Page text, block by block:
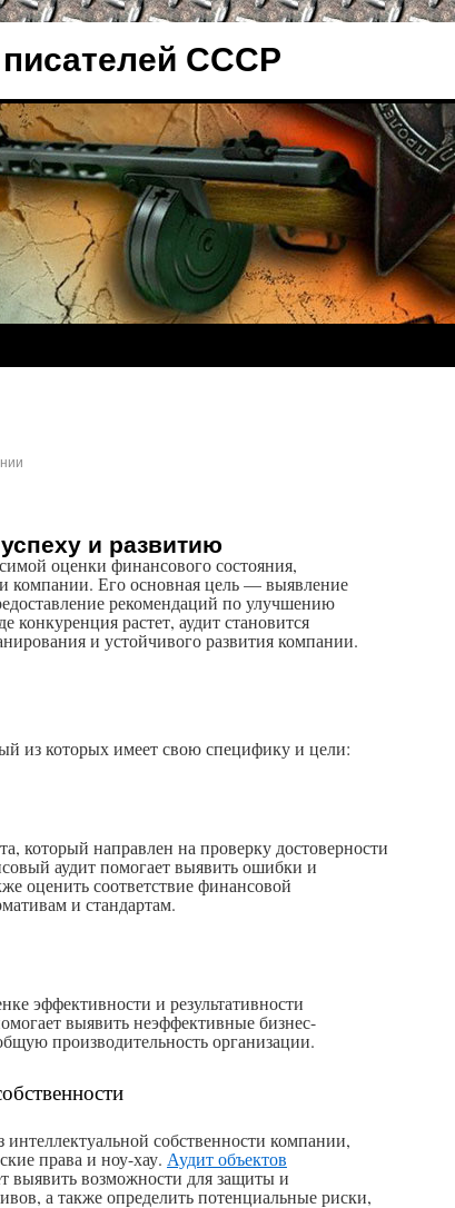
СССР
и развитию
оценки финансового состояния,
компании. Его основная цель — выявление
рекомендаций по улучшению
конкуренция растет, аудит становится
и устойчивого развития компании.
из которых имеет свою специфику и цели:
который направлен на проверку достоверности
аудит помогает выявить ошибки и
оценить соответствие финансовой
и стандартам.
эффективности и результативности
выявить неэффективные бизнес-
производительность организации.
собственности компании,
права и ноу-хау. Аудит объектов
выявить возможности для защиты и
а также определить потенциальные риски,